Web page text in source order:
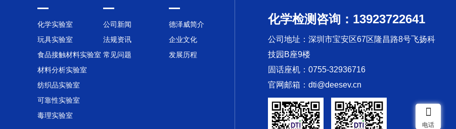
化学实验室
玩具实验室
食品接触材料实验室
材料分析实验室
纺织品实验室
可靠性实验室
毒理实验室
公司新闻
法规资讯
常见问题
德泽威简介
企业文化
发展历程
化学检测咨询：13923722641
公司地址：深圳市宝安区67区隆昌路8号飞扬科
技园B座9楼
固话座机：0755-32936716
官网邮箱：dti@deesev.cn
电话